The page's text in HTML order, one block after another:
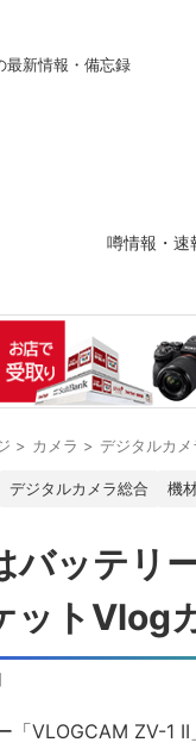
最新情報・備忘録
噂情報・速
> カメラ > デジタルカメ
デジタルカメラ総合 機
バッテリ
ットVlog
「VLOGCAM ZV-1